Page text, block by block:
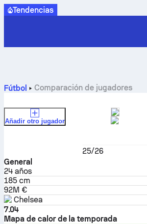
Tendencias
Fútbol
Comparación de jugadores
Añadir otro jugador
25/26
General
24 años
185 cm
92M €
Chelsea
7.04
Mapa de calor de la temporada